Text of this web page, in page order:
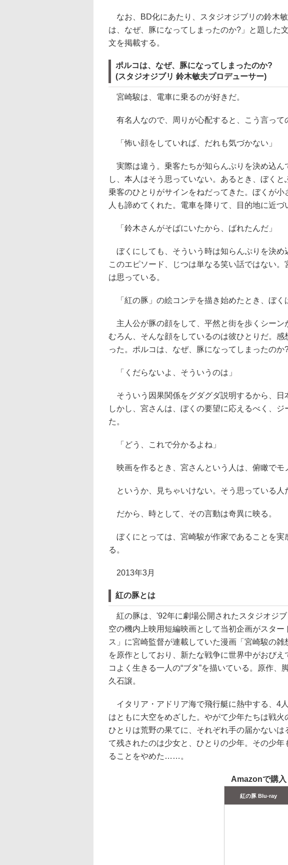
なお、BD化にあたり、スタジオジブリの鈴木
は、なぜ、豚になってしまったのか?」と題した
文を掲載する。
ポルコは、なぜ、豚になってしまったのか?
(スタジオジブリ 鈴木敏夫プロデューサー)
宮崎駿は、電車に乗るのが好きだ。
有名人なので、周りが心配すると、こう言って
「怖い顔をしていれば、だれも気づかない」
実際は違う。乗客たちが知らんぷりを決め込ん
し、本人はそう思っていない。あるとき、ぼくと
乗客のひとりがサインをねだってきた。ぼくが
人も諦めてくれた。電車を降りて、目的地に近づ
「鈴木さんがそばにいたから、ばれたんだ」
ぼくにしても、そういう時は知らんぷりを決め
このエピソード、じつは単なる笑い話ではない。
は思っている。
「紅の豚」の絵コンテを描き始めたとき、ぼく
主人公が豚の顔をして、平然と街を歩くシーン
むろん、そんな顔をしているのは彼ひとりだ。感
った。ポルコは、なぜ、豚になってしまったのか
「くだらないよ、そういうのは」
そういう因果関係をグダグダ説明するから、日
しかし、宮さんは、ぼくの要望に応えるべく、
た。
「どう、これで分かるよね」
映画を作るとき、宮さんという人は、俯瞰でモ
というか、見ちゃいけない。そう思っている人
だから、時として、その言動は奇異に映る。
ぼくにとっては、宮崎駿が作家であることを実
る。
2013年3月
紅の豚とは
紅の豚は、'92年に劇場公開されたスタジオジ
空の機内上映用短編映画として当初企画がスター
ス」に宮崎監督が連載していた漫画「宮崎駿の雑
を原作としており、新たな戦争に世界中がおび
コよく生きる一人の“ブタ”を描いている。原作、
久石譲。
イタリア・アドリア海で飛行艇に熱中する、4
はともに大空をめざした。やがて少年たちは戦火
ひとりは荒野の果てに、それぞれ手の届かない
て残されたのは少女と、ひとりの少年。その少
ることをやめた……。
Amazonで購入
紅の豚 Blu-ray